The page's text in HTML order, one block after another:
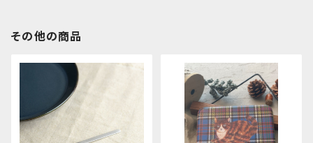
その他の商品